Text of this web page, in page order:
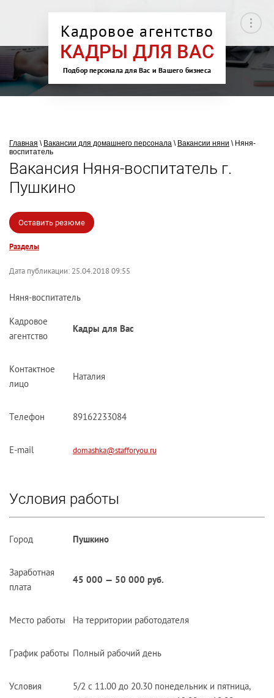
Кадровое агентство
КАДРЫ ДЛЯ ВАС
Подбор персонала для Вас и Вашего бизнеса
Главная \ Вакансии для домашнего персонала \ Вакансии няни \ Няня-
воспитатель
Вакансия Няня-воспитатель г.
Пушкино
Оставить резюме
Разделы
Дата публикации: 25.04.2018 09:55
Няня-воспитатель
Кадровое
агентство
Кадры для Вас
Контактное
лицо
Наталия
Телефон 89162233084
E-mail domashka@stafforyou.ru
Условия работы
Город Пушкино
Заработная
плата
45 000 — 50 000 руб.
Место работы На территории работодателя
График работы Полный рабочий день
Условия
5/2 с 11.00 до 20.30 понедельник и пятница,